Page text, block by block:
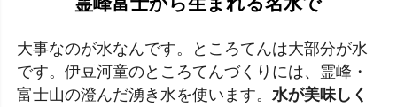
大事なのが水なんです。ところてんは大部分が水
です。伊豆河童のところてんづくりには、霊峰・
富士山の澄んだ湧き水を使います。 水が美味しく